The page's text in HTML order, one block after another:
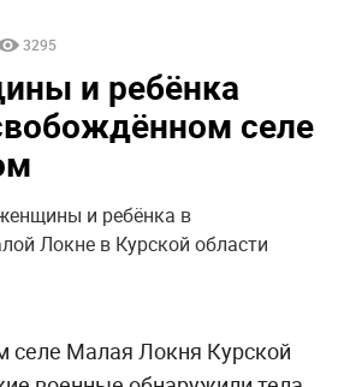
3295
и ребёнка
селе
и ребёнка в
Локне в Курской области
селе Малая Локня Курской